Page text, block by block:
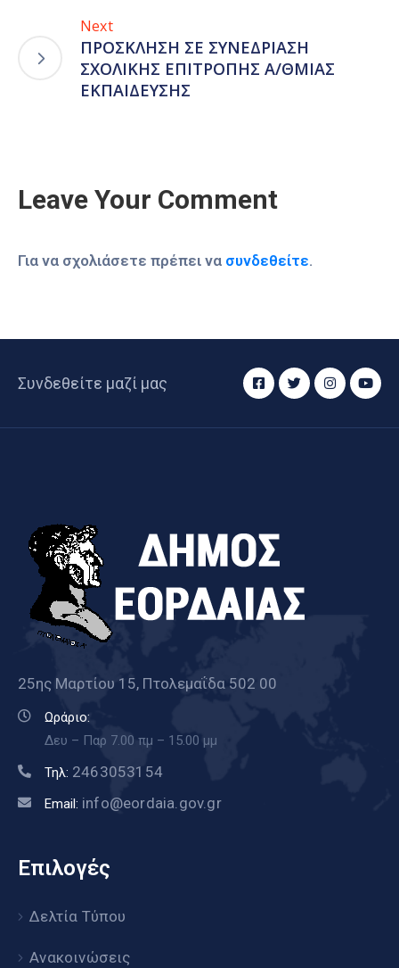
Next
ΠΡΟΣΚΛΗΣΗ ΣΕ ΣΥΝΕΔΡΙΑΣΗ
ΣΧΟΛΙΚΗΣ ΕΠΙΤΡΟΠΗΣ Α/ΘΜΙΑΣ
ΕΚΠΑΙΔΕΥΣΗΣ
Leave Your Comment
Για να σχολιάσετε πρέπει να συνδεθείτε.
Συνδεθείτε μαζί μας
25ης Μαρτίου 15, Πτολεμαΐδα 502 00
Ωράριο:
Δευ – Παρ 7.00 πμ – 15.00 μμ
Τηλ: 2463053154
Email: info@eordaia.gov.gr
Επιλογές
Δελτία Τύπου
Ανακοινώσεις